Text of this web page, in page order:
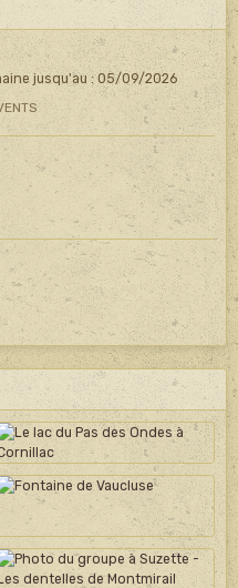
jusqu'au : 05/09/2026